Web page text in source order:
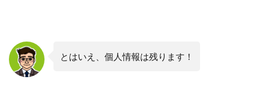
とはいえ、個人情報は残ります！